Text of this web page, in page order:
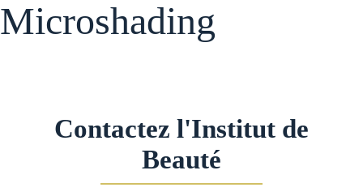
Microshading
Contactez l'Institut de
Beauté